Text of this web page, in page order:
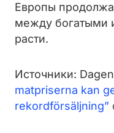
Европы
между богатыми
расти.
Источники:
matpriserna kan
rekordförsäljning”